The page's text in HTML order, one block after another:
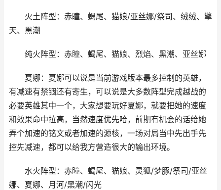
火土阵型：赤瞳、蝎尾、猫娘/亚丝娜/祭司、绒绒、擎
天、黑潮
纯火阵型：赤瞳、蝎尾、猫娘、烈焰、黑潮、亚丝娜
夏娜：夏娜可以说是当前游戏版本最多控制的英雄，
有减速有禁锢还有寄生，可以说是大多数阵型完成越战的
必要英雄其中一个，大家想要玩好夏娜，就要把她的速度
和效果命中拉高，当然速度优先哈，前期有机会的话给她
弄个加速的铭文或者加速的源核，一场对局当中先出手先
控先减速，都可以给我方营造很大的输出环境。
水火阵型：赤瞳、蝎尾、猫娘、灵狐/梦豚/祭司/亚丝
娜、夏娜、月河/黑潮/闪光